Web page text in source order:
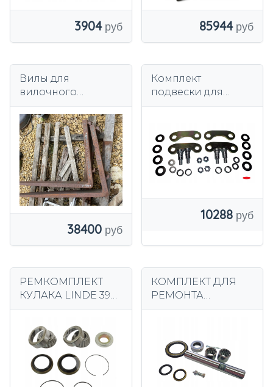
3904 85944
Вилы для
вилочного
ТОН.
38400
Комплект
подвески для
AM/00115002/AL
10288
РЕМКОМПЛЕКТ
КУЛАКА LINDE 392,
КОМПЛЕКТ ДЛЯ
РЕМОНТА
TOYOTA 7 8 FG DF
10-30